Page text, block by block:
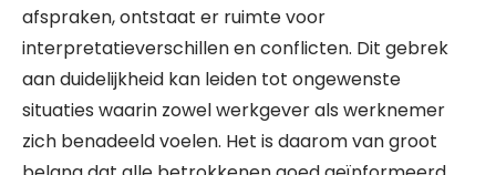
afspraken, ontstaat er ruimte voor
interpretatieverschillen en conflicten. Dit gebrek
aan duidelijkheid kan leiden tot ongewenste
situaties waarin zowel werkgever als werknemer
zich benadeeld voelen. Het is daarom van groot